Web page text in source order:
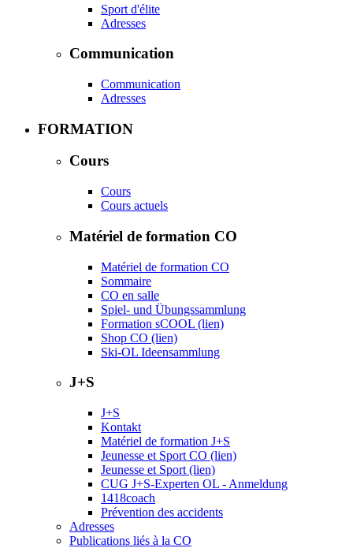
Sport d'élite
Adresses
Communication
Communication
Adresses
FORMATION
Cours
Cours
Cours actuels
Matériel de formation CO
Matériel de formation CO
Sommaire
CO en salle
Spiel- und Übungssammlung
Formation sCOOL (lien)
Shop CO (lien)
Ski-OL Ideensammlung
J+S
J+S
Kontakt
Matériel de formation J+S
Jeunesse et Sport CO (lien)
Jeunesse et Sport (lien)
CUG J+S-Experten OL - Anmeldung
1418coach
Prévention des accidents
Adresses
Publications liés à la CO